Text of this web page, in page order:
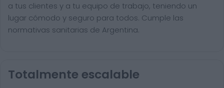
a tus clientes y a tu equipo de trabajo, teniendo un
lugar cómodo y seguro para todos. Cumple las
normativas sanitarias de Argentina.
Totalmente escalable